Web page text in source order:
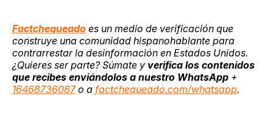
Factchequeado es un medio de verificación que
construye una comunidad hispanohablante para
contrarrestar la desinformación en Estados Unidos.
¿Quieres ser parte? Súmate y verifica los contenidos
que recibes enviándolos a nuestro WhatsApp +
16468736087o a factchequeado.com/whatsapp.